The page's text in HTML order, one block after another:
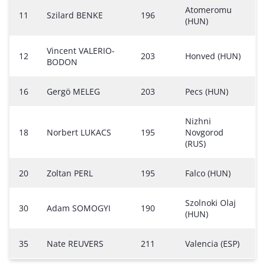
11 Szilard BENKE 196
Atomeromu
(HUN)
12
Vincent VALERIO-
BODON
203 Honved (HUN)
16 Gergö MELEG 203 Pecs (HUN)
18 Norbert LUKACS 195
Nizhni
Novgorod
(RUS)
20 Zoltan PERL 195 Falco (HUN)
30 Adam SOMOGYI 190
Szolnoki Olaj
(HUN)
35 Nate REUVERS 211 Valencia (ESP)